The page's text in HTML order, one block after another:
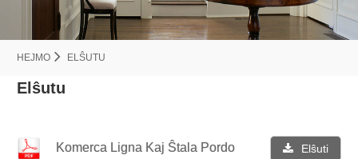
HEJMO ELŜUTU
Elŝutu
Komerca Ligna Kaj Ŝtala Pordo Elŝuti